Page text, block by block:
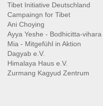
Tibet Initiative Deutschland
Campaingn for Tibet
Ani Choying
Ayya Yeshe - Bodhicitta-vihara
Mia - Mitgefühl in Aktion
Dagyab e.V.
Himalaya Haus e.V.
Zurmang Kagyud Zentrum